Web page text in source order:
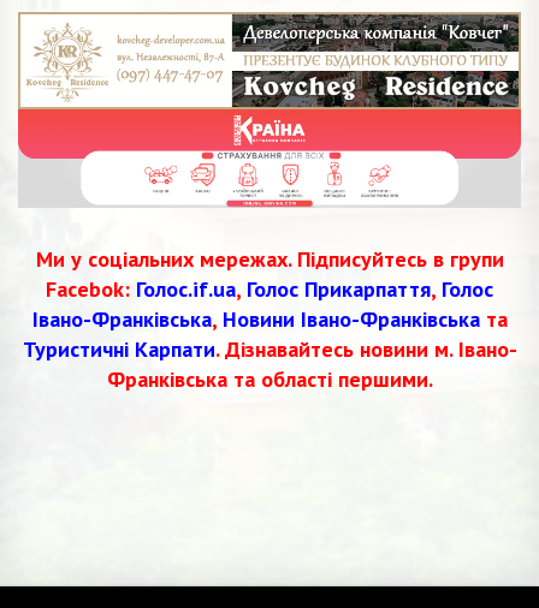
Ми у соціальних мережах. Підписуйтесь в групи
Facebok: Голос.if.ua, Голос Прикарпаття, Голос
Івано-Франківська, Новини Івано-Франківськата
Туристичні Карпати. Дізнавайтесь новини м. Івано-
Франківська та області першими.